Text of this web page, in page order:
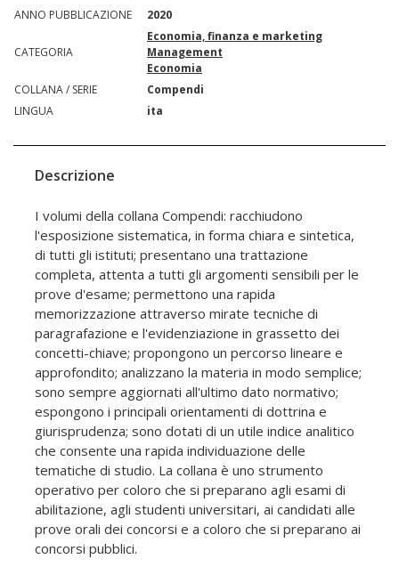
ANNO PUBBLICAZIONE
2020
CATEGORIA
Economia, finanza e marketing
Management
Economia
COLLANA / SERIE
Compendi
LINGUA
ita
Descrizione
I volumi della collana Compendi: racchiudono
l'esposizione sistematica, in forma chiara e sintetica,
di tutti gli istituti; presentano una trattazione
completa, attenta a tutti gli argomenti sensibili per le
prove d'esame; permettono una rapida
memorizzazione attraverso mirate tecniche di
paragrafazione e l'evidenziazione in grassetto dei
concetti-chiave; propongono un percorso lineare e
approfondito; analizzano la materia in modo semplice;
sono sempre aggiornati all'ultimo dato normativo;
espongono i principali orientamenti di dottrina e
giurisprudenza; sono dotati di un utile indice analitico
che consente una rapida individuazione delle
tematiche di studio. La collana è uno strumento
operativo per coloro che si preparano agli esami di
abilitazione, agli studenti universitari, ai candidati alle
prove orali dei concorsi e a coloro che si preparano ai
concorsi pubblici.